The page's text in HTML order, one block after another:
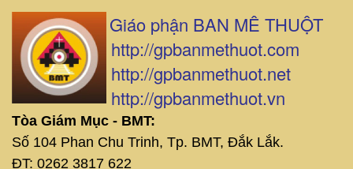
Giáo phận BAN MÊ THUỘT
http://gpbanmethuot.com
http://gpbanmethuot.net
http://gpbanmethuot.vn
Tòa Giám Mục - BMT:
Số 104 Phan Chu Trinh, Tp. BMT, Đắk Lắk.
ĐT: 0262 3817 622